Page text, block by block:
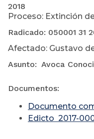
2018
Proceso: Extinción
Radicado: 050001 31
Afectado: Gustavo
Asunto:
Documentos:
Documento
Edicto 2017-